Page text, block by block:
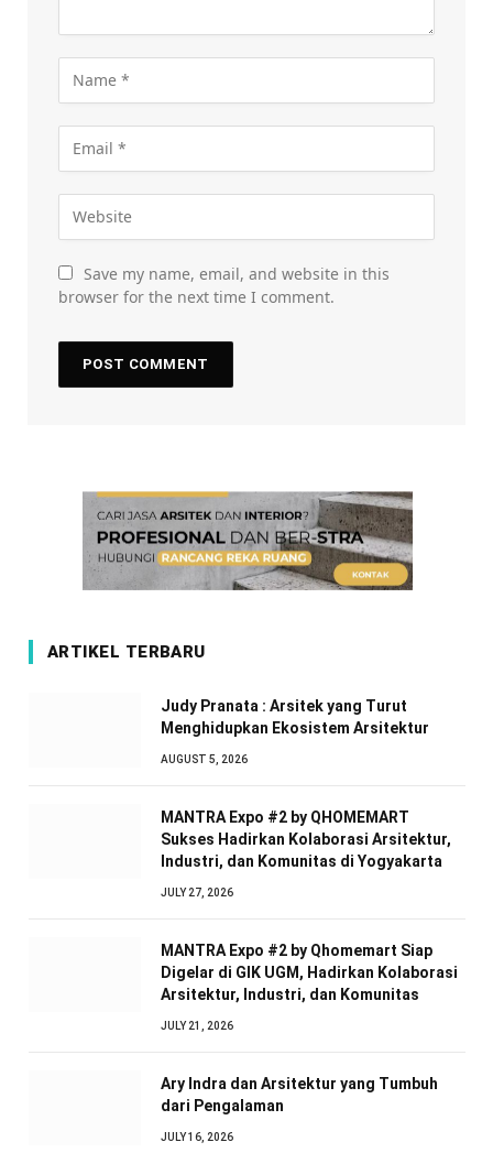
Save my name, email, and website in this
browser for the next time I comment.
ARTIKEL TERBARU
Judy Pranata : Arsitek yang Turut
Menghidupkan Ekosistem Arsitektur
AUGUST 5, 2026
MANTRA Expo #2 by QHOMEMART
Sukses Hadirkan Kolaborasi Arsitektur,
Industri, dan Komunitas di Yogyakarta
JULY 27, 2026
MANTRA Expo #2 by Qhomemart Siap
Digelar di GIK UGM, Hadirkan Kolaborasi
Arsitektur, Industri, dan Komunitas
JULY 21, 2026
Ary Indra dan Arsitektur yang Tumbuh
dari Pengalaman
JULY 16, 2026